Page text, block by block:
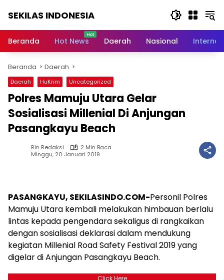
SEKILAS INDONESIA
Terkini,
Latest
World,
Headlines,
News
Today
Beranda Hot News Daerah Nasional
Beranda Daerah
Daerah HuKrim Uncategorized
Polres Mamuju Utara Gelar
Sosialisasi Millenial Di Anjungan
Pasangkayu Beach
Rin Redaksi
2 Min Baca
Minggu, 20 Januari 2019
PASANGKAYU, SEKILASINDO.COM-Personil Polres
Mamuju Utara kembali melakukan himbauan berlalu
lintas kepada pengendara sekaligus di rangkaikan
dengan sosialisasi deklarasi dalam mendukung
kegiatan Millenial Road Safety Festival 2019 yang
digelar di Anjungan Pasangkayu Beach.
Click Here